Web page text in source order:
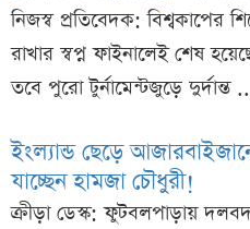
নিজস্ব প্রতিবেদক: বিশ্বকাপের
রাখার স্বপ্ন ফাইনালেই শেষ
তবে পুরো টুর্নামেন্টজুড়ে দুর্দান্ত
ইংল্যান্ড ছেড়ে
যাচ্ছেন হামজা চৌধুরী!
ক্রীড়া ডেস্ক: ফুটবলপাড়ায়